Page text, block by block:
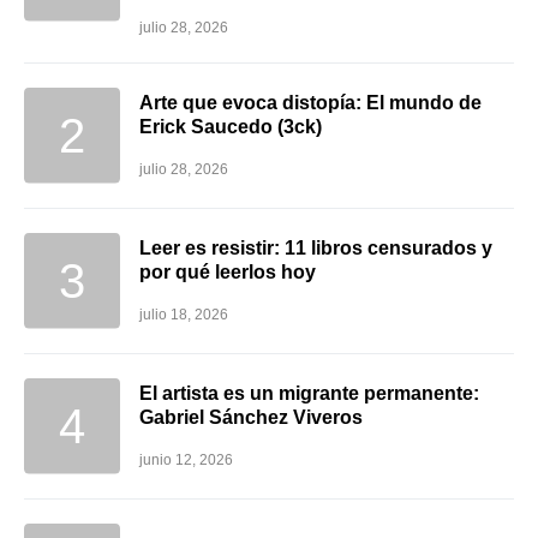
julio 28, 2026
Arte que evoca distopía: El mundo de
Erick Saucedo (3ck)
julio 28, 2026
Leer es resistir: 11 libros censurados y
por qué leerlos hoy
julio 18, 2026
El artista es un migrante permanente:
Gabriel Sánchez Viveros
junio 12, 2026